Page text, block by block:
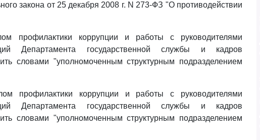
закона от 25 декабря 2008 г. N 273-ФЗ "О противодействии
профилактики коррупции и работы с руководителями
Департамента государственной службы и кадров
словами "уполномоченным структурным подразделением
профилактики коррупции и работы с руководителями
Департамента государственной службы и кадров
словами "уполномоченным структурным подразделением